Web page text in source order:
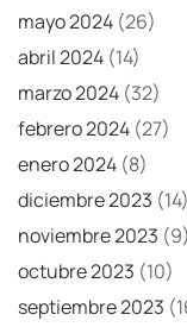
mayo 2024 (26)
abril 2024 (14)
marzo 2024 (32)
febrero 2024 (27)
enero 2024 (8)
diciembre 2023 (14)
noviembre 2023 (9)
octubre 2023 (10)
septiembre 2023